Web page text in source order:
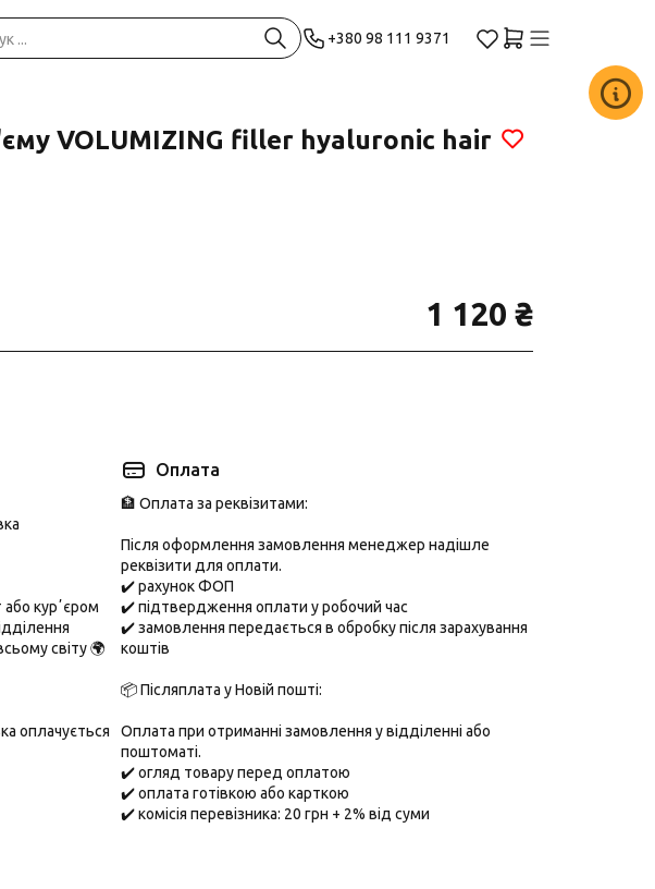
+380 98 111 9371
VOLUMIZING filler hyaluronic hair
1 120 ₴
курʼєром
світу 🌍
оплачується
Оплата
🏦 Оплата за реквізитами:
Після оформлення замовлення менеджер надішле
реквізити для оплати.
✔️ рахунок ФОП
✔️ підтвердження оплати у робочий час
✔️ замовлення передається в обробку після зарахування
коштів
📦 Післяплата у Новій пошті:
Оплата при отриманні замовлення у відділенні або
поштоматі.
✔️ огляд товару перед оплатою
✔️ оплата готівкою або карткою
✔️ комісія перевізника: 20 грн + 2% від суми